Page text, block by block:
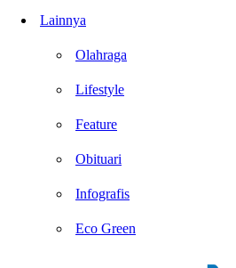
Lainnya
Olahraga
Lifestyle
Feature
Obituari
Infografis
Eco Green